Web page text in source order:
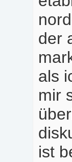
der
als
mir
ist